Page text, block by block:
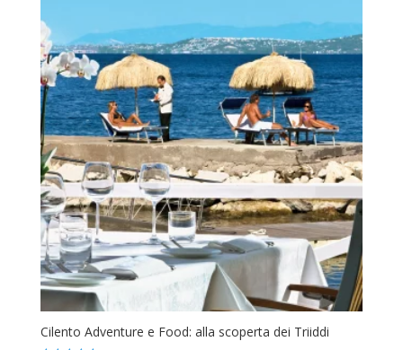
Cilento Adventure e Food: alla scoperta dei Triiddi